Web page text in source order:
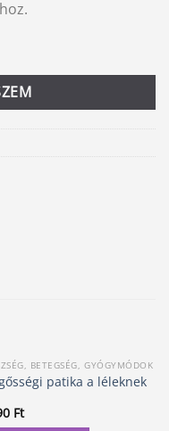
BETEGSÉG, GYÓGYMÓDOK
patika a léleknek
Ft